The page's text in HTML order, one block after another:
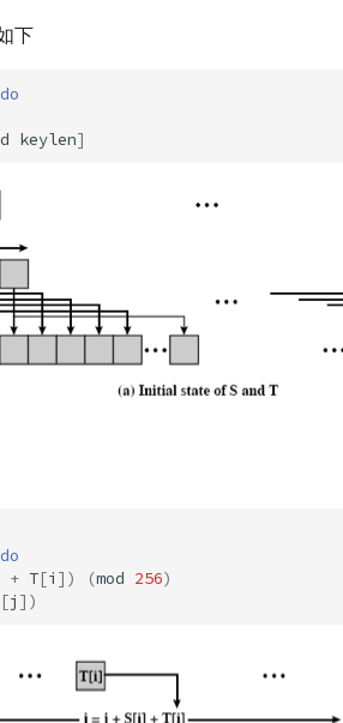
下
do
keylen]
do
+ T[i ]) (mod 256)
[j ])